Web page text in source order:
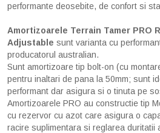
performante deosebite, de confort si
Amortizoarele Terrain Tamer PRO
Adjustable sunt varianta cu
producatorul australian.
Sunt amortizoare tip bolt-on (cu
pentru inaltari de pana la 50mm; sunt
performant dar asigura si o tinuta pe
Amortizoarele PRO au constructie tip
cu rezervor cu azot care asigura o
racire suplimentara si reglarea duritatii